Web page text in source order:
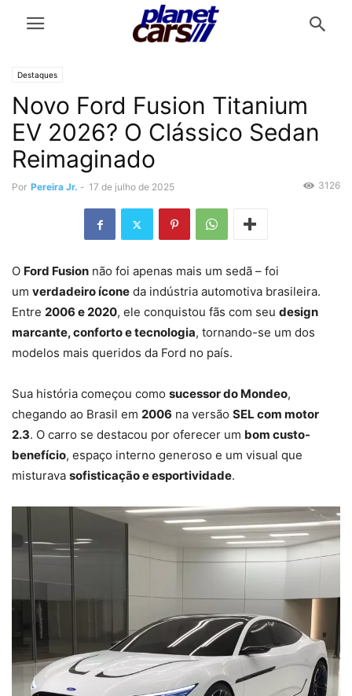
Destaques
Novo Ford Fusion Titanium
EV 2026? O Clássico Sedan
Reimaginado
Por Pereira Jr. - 17 de julho de 2025 3126
O Ford Fusion não foi apenas mais um sedã – foi
um verdadeiro ícone da indústria automotiva brasileira.
Entre 2006 e 2020, ele conquistou fãs com seu design
marcante, conforto e tecnologia, tornando-se um dos
modelos mais queridos da Ford no país.
Sua história começou como sucessor do Mondeo,
chegando ao Brasil em 2006 na versão SEL com motor
2.3. O carro se destacou por oferecer um bom custo-
benefício, espaço interno generoso e um visual que
misturava sofisticação e esportividade.